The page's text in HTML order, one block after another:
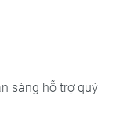
sàng hỗ trợ quý